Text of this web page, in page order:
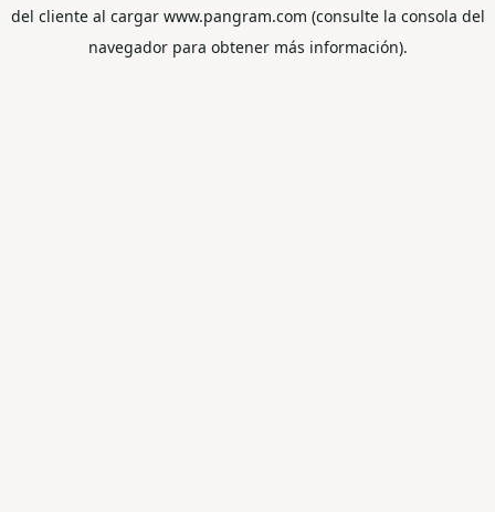
del cliente al cargar www.pangram.com (consulte la consola del
navegador para obtener más información).